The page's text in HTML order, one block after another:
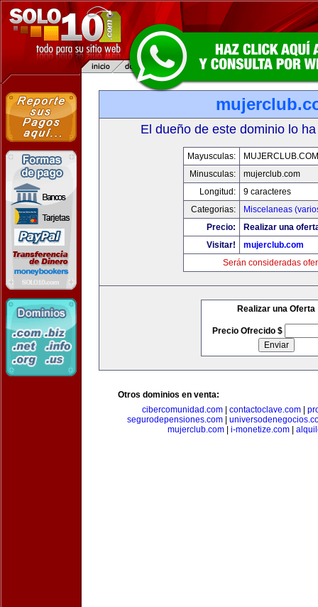
El dueño de este dominio lo
Mayusculas:
MUJERCLUB.COM
Minusculas:
mujerclub.com
Longitud:
9 caracteres
Categorias:
Miscelaneas
Precio:
Realizar una
Visitar!
mujerclub.com
Serán consideradas
Realizar una Oferta
Precio Ofrecido $
Otros dominios en venta:
cibercomunidad.com
contactoclave.com
segurodepensiones.com
mujerclub.com
i-monetize.com